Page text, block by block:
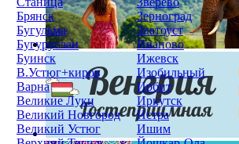
Брянск
Бугульма
Бугуруслан
Буинск
В.Устюг+киров
Варна
Великие Луки
Великий Новгород
Великий Устюг
Зерноград
Златоуст
Иваново
Ижевск
Изобильный
Ирбит
Иркутск
Истра
Ишим